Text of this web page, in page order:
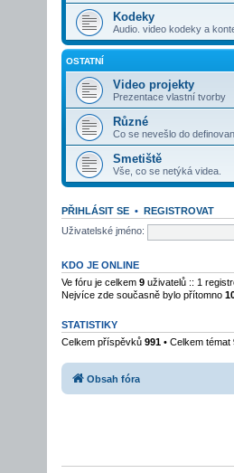
Kodeky
Audio. video kodeky a
OSTATNÍ
Video projekty
Prezentace vlastní tvorby
Různé
Co se nevešlo do
Smetiště
Vše, co se netýká videa.
PŘIHLÁSIT SE • REGISTROVAT
Uživatelské jméno:
KDO JE ONLINE
Ve fóru je celkem 9 uživatelů :: 1
Nejvíce zde současně bylo přítomno
STATISTIKY
Celkem příspěvků 991 • Celkem témat
Obsah fóra